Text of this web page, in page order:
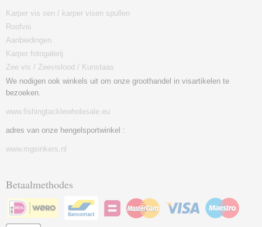
Karper vis sen / karper visen spullen
Roofvis
Aanbiedingen
Karper fotogalerij
Zee vis / Zeevislood / Kunstaas
We nodigen ook winkels uit om onze groothandel in visartikelen te
bezoeken.
www.fishingtacklewholesale.eu
adres van onze hengelsportwinkel :
www.mgsinkers.nl
Betaalmethodes